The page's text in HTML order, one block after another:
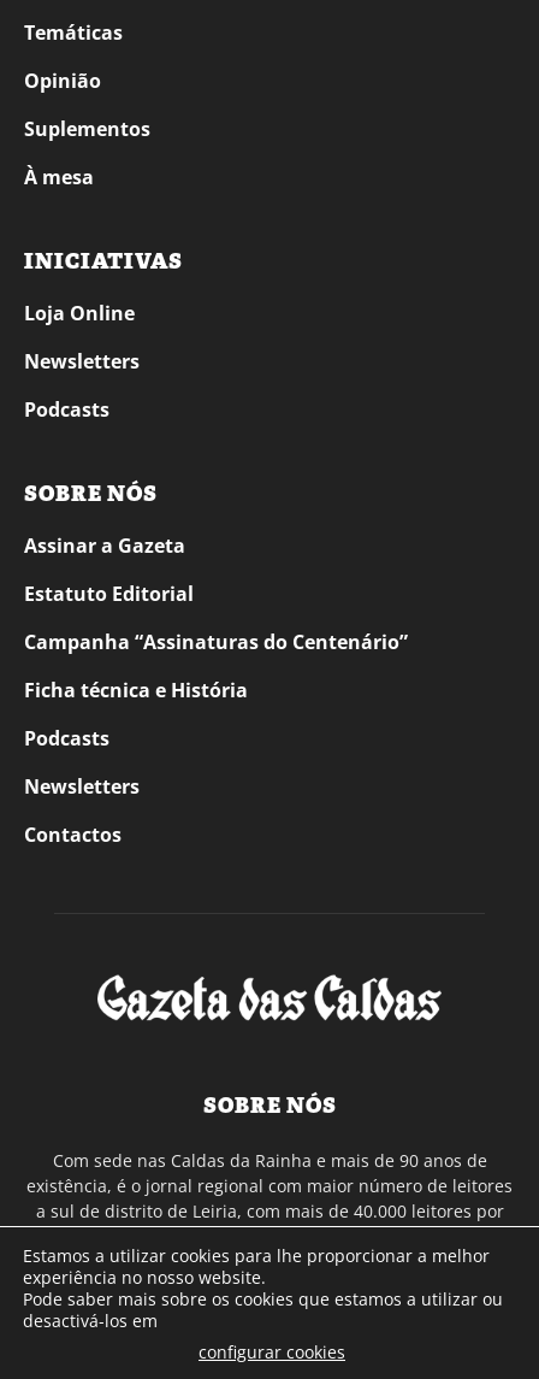
Temáticas
Opinião
Suplementos
À mesa
INICIATIVAS
Loja Online
Newsletters
Podcasts
SOBRE NÓS
Assinar a Gazeta
Estatuto Editorial
Campanha “Assinaturas do Centenário”
Ficha técnica e História
Podcasts
Newsletters
Contactos
SOBRE NÓS
Com sede nas Caldas da Rainha e mais de 90 anos de
existência, é o jornal regional com maior número de leitores
a sul de distrito de Leiria, com mais de 40.000 leitores por
Continental e assinatura online.
SIGA-NOS
Estamos a utilizar cookies para lhe proporcionar a melhor
experiência no nosso website.
Pode saber mais sobre os cookies que estamos a utilizar ou
desactivá-los em
configurar cookies